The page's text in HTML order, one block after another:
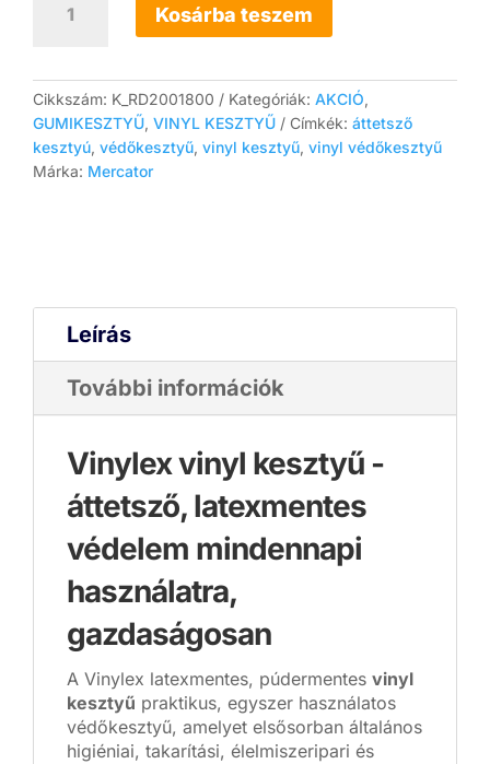
VINYLEX
vinyl
vizsgálókesztyű
(áttetsző)
mennyiség
Kosárba teszem
Cikkszám: K_RD2001800 Kategóriák: AKCIÓ,
GUMIKESZTYŰ, VINYL KESZTYŰ Címkék: áttetsző
kesztyú, védőkesztyű, vinyl kesztyű, vinyl védőkesztyű
Márka: Mercator
Leírás
További információk
Vinylex vinyl kesztyű -
áttetsző, latexmentes
védelem mindennapi
használatra,
gazdaságosan
A Vinylex latexmentes, púdermentes vinyl
kesztyű praktikus, egyszer használatos
védőkesztyű, amelyet elsősorban általános
higiéniai, takarítási, élelmiszeripari és